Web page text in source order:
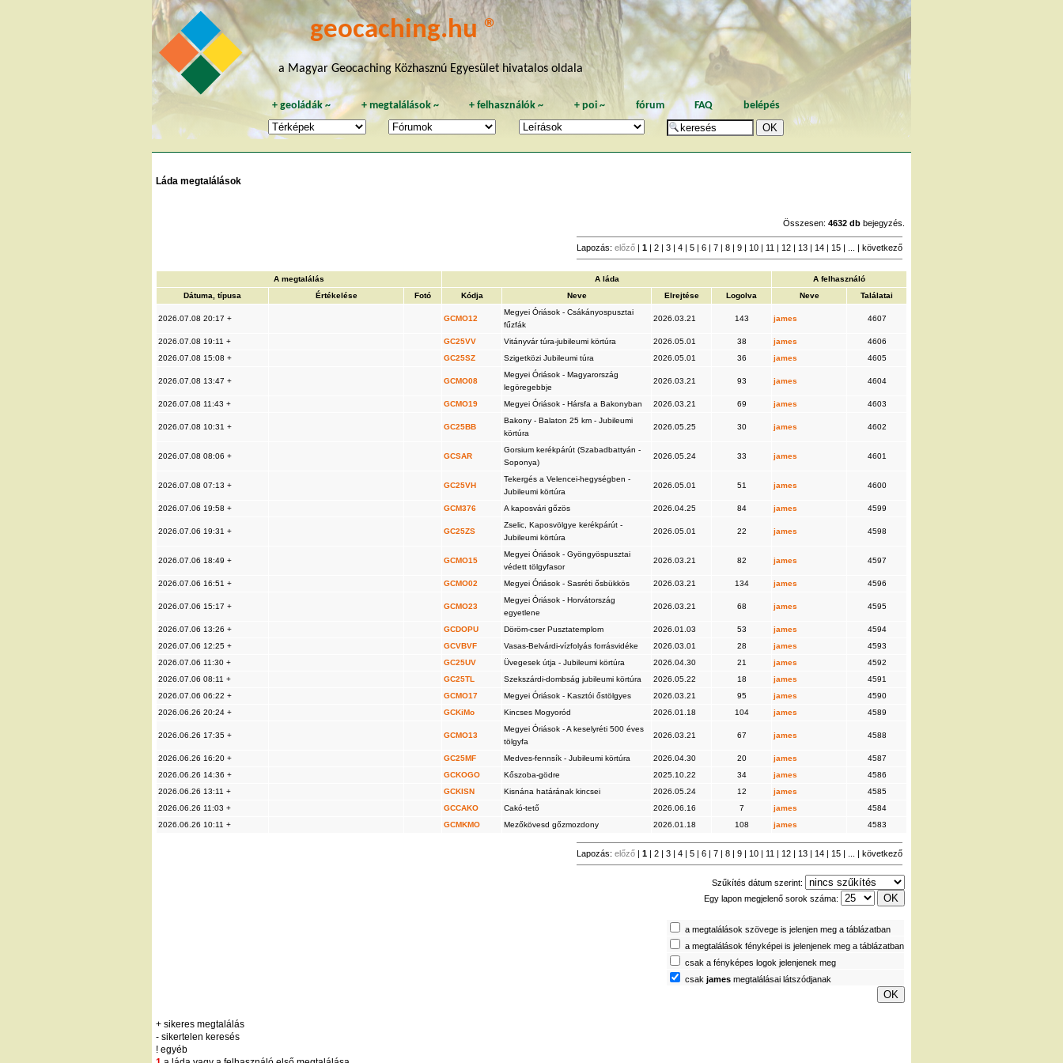
geocaching.hu ®
a Magyar Geocaching Közhasznú Egyesület hivatalos oldala
+geoládák~ + megtalálások~ +felhasználók ~ + poi~ fórum FAQ belépés
Láda megtalálások
Összesen: 4632 db bejegyzés.
Lapozás: előző 1 2 3 4 5 6 7 8 9 10 11 12 13 14 15 következő
A megtalálás A láda
A felhasználó
Dátuma, típusa
Értékelése Fotó Kódja Neve Elrejtése Logolva Neve Találatai
2026.07.08 20:17 + GCMO12
Megyei Óriások - Csákányospusztai
fűzfák
2026.03.21 143 james 4607
2026.07.08 19:11 + GC25VV Vitányvár túra-jubileumi körtúra 2026.05.01 38 james
4606
2026.07.08 15:08 +
GC25SZ Szigetközi Jubileumi túra 2026.05.01 36 james 4605
2026.07.08 13:47 + GCMO08
Megyei Óriások - Magyarország
legöregebbje
2026.03.21 93 james 4604
2026.07.08 11:43 + GCMO19 Megyei Óriások - Hársfa a Bakonyban 2026.03.21 69 james 4603
2026.07.08 10:31 + GC25BB
Bakony - Balaton 25 km - Jubileumi
körtúra
2026.05.25 30 james 4602
2026.07.08 08:06 + GCSAR
Gorsium kerékpárút (Szabadbattyán -
Soponya)
2026.05.24 33 james 4601
2026.07.08 07:13 + GC25VH
Tekergés a Velencei-hegységben -
Jubileumi körtúra
2026.05.01 51 james 4600
2026.07.06 19:58 + GCM376 A kaposvári gőzös 2026.04.25 84 james 4599
2026.07.06 19:31 + GC25ZS
Zselic, Kaposvölgye kerékpárút -
Jubileumi körtúra
2026.05.01 22 james 4598
2026.07.06 18:49 + GCMO15
Megyei Óriások - Gyöngyöspusztai
védett tölgyfasor
2026.03.21 82 james 4597
2026.07.06 16:51 + GCMO02 Megyei Óriások - Sasréti ősbükkös 2026.03.21 134 james 4596
2026.07.06 15:17 + GCMO23
Megyei Óriások - Horvátország
egyetlene
2026.03.21 68 james 4595
2026.07.06 13:26 + GCDOPU Döröm-cser Pusztatemplom 2026.01.03 53 james
4594
2026.07.06 12:25 +
GCVBVF Vasas-Belvárdi-vízfolyás forrásvidéke 2026.03.01 28 james
4593
2026.07.06 11:30 +
GC25UV Üvegesek útja - Jubileumi körtúra 2026.04.30 21 james
4592
2026.07.06 08:11 +
GC25TL Szekszárdi-dombság jubileumi körtúra 2026.05.22 18 james
4591
2026.07.06 06:22 +
GCMO17 Megyei Óriások - Kasztói őstölgyes 2026.03.21 95 james
4590
2026.06.26 20:24 +
GCKiMo Kincses Mogyoród 2026.01.18 104 james 4589
2026.06.26 17:35 + GCMO13
Megyei Óriások - A keselyréti 500 éves
tölgyfa
2026.03.21 67 james 4588
2026.06.26 16:20 + GC25MF Medves-fennsík - Jubileumi körtúra 2026.04.30 20 james
4587
2026.06.26 14:36 +
GCKOGO Kőszoba-gödre 2025.10.22 34 james
4586
2026.06.26 13:11 +
GCKISN Kisnána határának kincsei 2026.05.24 12 james
4585
2026.06.26 11:03 +
GCCAKO Cakó-tető 2026.06.16 7 james
4584
2026.06.26 10:11 +
GCMKMO Mezőkövesd gőzmozdony 2026.01.18 108 james 4583
Lapozás: előző 1 2 3 4 5 6 7 8 9 10 11 12 13 14 15 következő
Szűkítés dátum szerint:
Egy lapon megjelenő sorok száma:
a megtalálások szövege is jelenjen meg a táblázatban
a megtalálások fényképei is jelenjenek meg a táblázatban
csak a fényképes logok jelenjenek meg
csak james megtalálásai látszódjanak
+ sikeres megtalálás
- sikertelen keresés
! egyéb